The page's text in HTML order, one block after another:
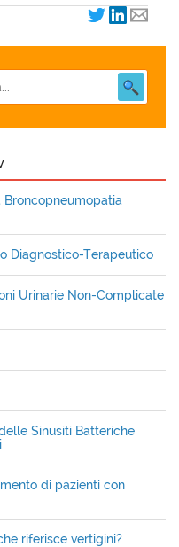
Diagnostico-Terapeutico
Urinarie Non-Complicate
Sinusiti Batteriche
di pazienti con
riferisce vertigini?